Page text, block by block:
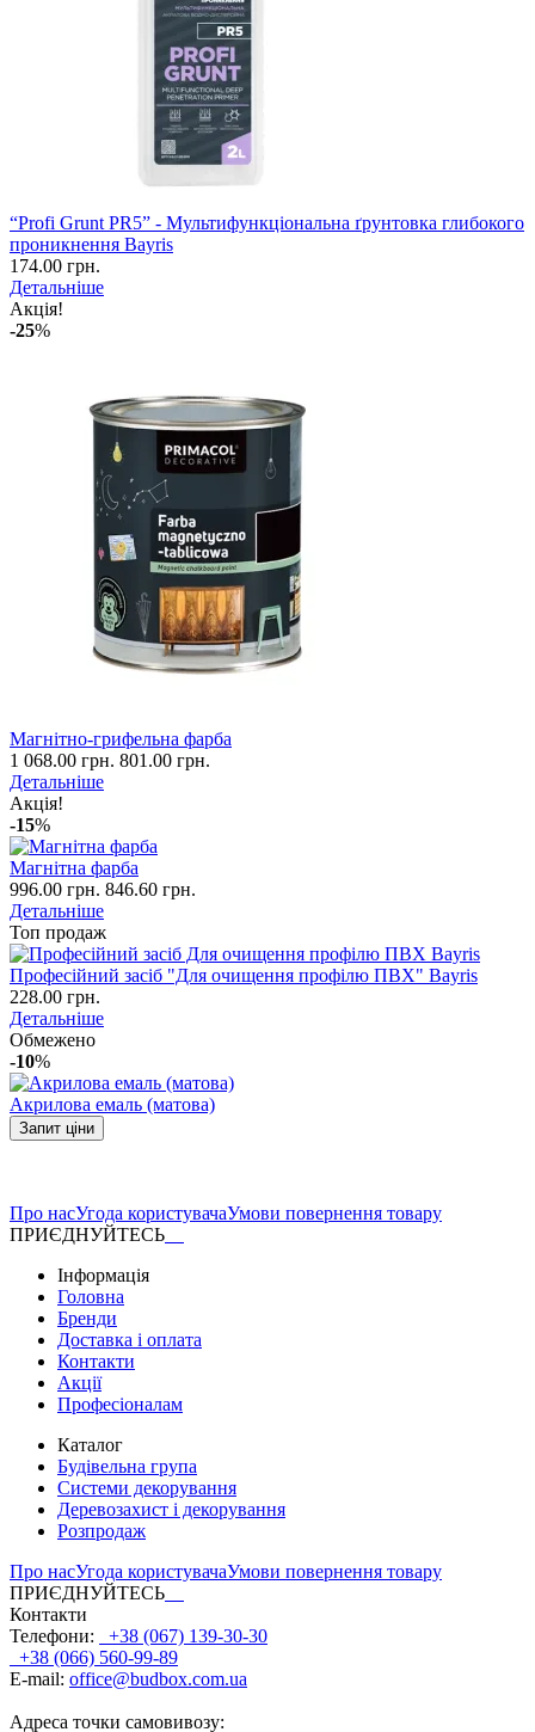
“Profi Grunt PR5” - Мультифункціональна ґрунтовка глибокого
проникнення Bayris
174.00 грн.
Детальніше
Акція!
-25%
Магнітно-грифельна фарба
1 068.00 грн. 801.00 грн.
Детальніше
Акція!
-15%
Магнітна фарба
996.00 грн. 846.60 грн.
Детальніше
Топ продаж
Професійний засіб "Для очищення профілю ПВХ" Bayris
228.00 грн.
Детальніше
Обмежено
-10%
Акрилова емаль (матова)
Запит ціни
Про насУгода користувачаУмови повернення товару
ПРИЄДНУЙТЕСЬ
Інформація
Головна
Бренди
Доставка і оплата
Контакти
Акції
Професіоналам
Каталог
Будівельна група
Системи декорування
Деревозахист і декорування
Розпродаж
Про насУгода користувачаУмови повернення товару
ПРИЄДНУЙТЕСЬ
Контакти
Телефони:
+38 (067) 139-30-30
+38 (066) 560-99-89
E-mail: office@budbox.com.ua
Адреса точки самовивозу: